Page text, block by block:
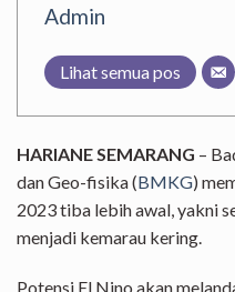
Admin
Lihat semua pos
HARIANE SEMARANG –
dan Geo-fisika (BMKG)
2023 tiba lebih awal, yakni
menjadi kemarau kering.
Potensi El Nino akan